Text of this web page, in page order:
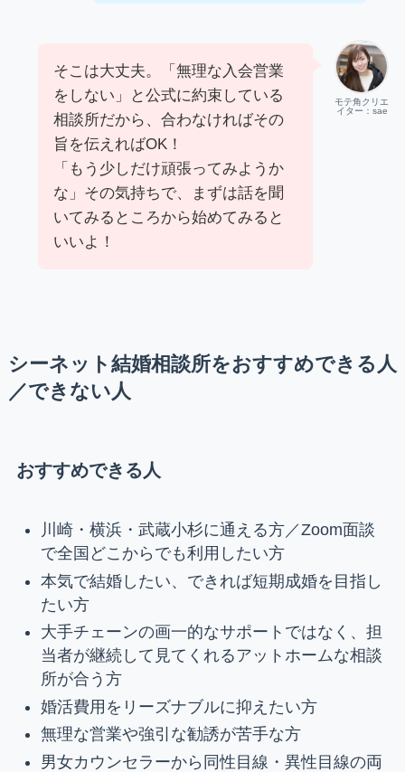
モテ角クリエ
イター：sae
そこは大丈夫。「無理な入会営業
をしない」と公式に約束している
相談所だから、合わなければその
旨を伝えればOK！
「もう少しだけ頑張ってみようか
な」その気持ちで、まずは話を聞
いてみるところから始めてみると
いいよ！
シーネット結婚相談所をおすすめできる人
／できない人
おすすめできる人
川崎・横浜・武蔵小杉に通える方／Zoom面談
で全国どこからでも利用したい方
本気で結婚したい、できれば短期成婚を目指し
たい方
大手チェーンの画一的なサポートではなく、担
当者が継続して見てくれるアットホームな相談
所が合う方
婚活費用をリーズナブルに抑えたい方
無理な営業や強引な勧誘が苦手な方
男女カウンセラーから同性目線・異性目線の両